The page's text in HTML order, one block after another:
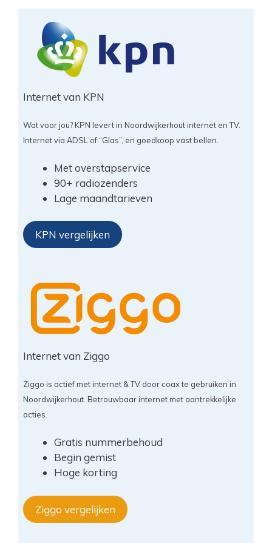
Internet van KPN
Wat voor jou? KPN levert in Noordwijkerhout internet en TV.
Internet via ADSL of “Glas”, en goedkoop vast bellen.
Met overstapservice
90+ radiozenders
Lage maandtarieven
KPN vergelijken
Internet van Ziggo
Ziggo is actief met internet & TV door coax te gebruiken in
Noordwijkerhout. Betrouwbaar internet met aantrekkelijke
acties.
Gratis nummerbehoud
Begin gemist
Hoge korting
Ziggo vergelijken